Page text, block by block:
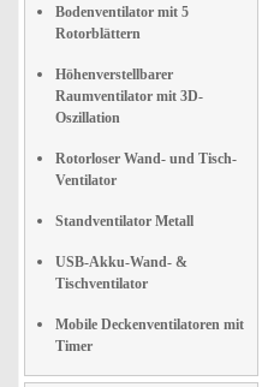
Bodenventilator mit 5
Rotorblättern
Höhenverstellbarer
Raumventilator mit 3D-
Oszillation
Rotorloser Wand- und Tisch-
Ventilator
Standventilator Metall
USB-Akku-Wand- &
Tischventilator
Mobile Deckenventilatoren mit
Timer